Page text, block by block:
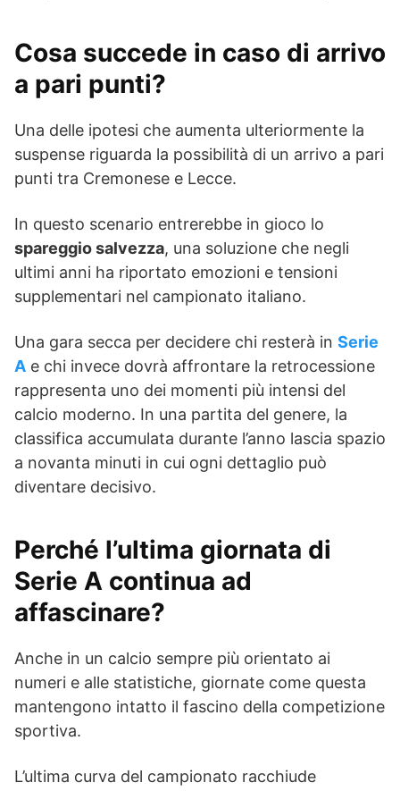
Cosa succede in caso di arrivo
a pari punti?
Una delle ipotesi che aumenta ulteriormente la
suspense riguarda la possibilità di un arrivo a pari
punti tra Cremonese e Lecce.
In questo scenario entrerebbe in gioco lo
spareggio salvezza, una soluzione che negli
ultimi anni ha riportato emozioni e tensioni
supplementari nel campionato italiano.
Una gara secca per decidere chi resterà in Serie
A e chi invece dovrà affrontare la retrocessione
rappresenta uno dei momenti più intensi del
calcio moderno. In una partita del genere, la
classifica accumulata durante l’anno lascia spazio
a novanta minuti in cui ogni dettaglio può
diventare decisivo.
Perché l’ultima giornata di
Serie A continua ad
affascinare?
Anche in un calcio sempre più orientato ai
numeri e alle statistiche, giornate come questa
mantengono intatto il fascino della competizione
sportiva.
L’ultima curva del campionato racchiude